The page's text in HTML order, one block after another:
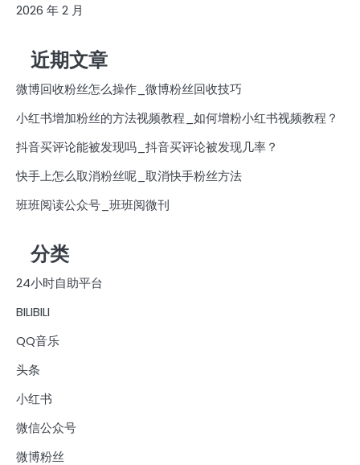
2026 年 2 月
近期文章
微博回收粉丝怎么操作_微博粉丝回收技巧
小红书增加粉丝的方法视频教程_如何增粉小红书视频教程？
抖音买评论能被发现吗_抖音买评论被发现几率？
快手上怎么取消粉丝呢_取消快手粉丝方法
班班阅读公众号_班班阅微刊
分类
24小时自助平台
BILIBILI
QQ音乐
头条
小红书
微信公众号
微博粉丝